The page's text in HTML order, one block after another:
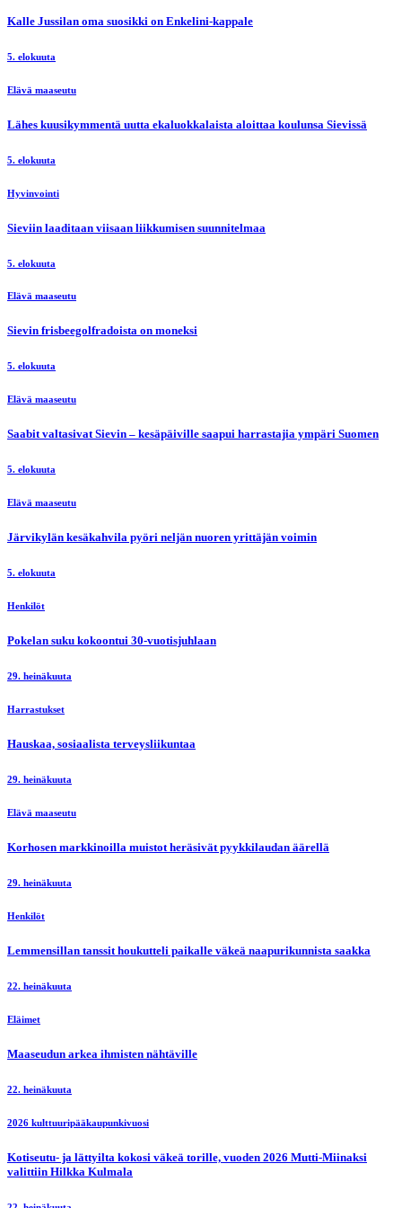
Kalle Jussilan oma suosikki on Enkelini-kappale
5. elokuuta
Elävä maaseutu
Lähes kuusikymmentä uutta ekaluokkalaista aloittaa koulunsa Sievissä
5. elokuuta
Hyvinvointi
Sieviin laaditaan viisaan liikkumisen suunnitelmaa
5. elokuuta
Elävä maaseutu
Sievin frisbeegolfradoista on moneksi
5. elokuuta
Elävä maaseutu
Saabit valtasivat Sievin – kesäpäiville saapui harrastajia ympäri Suomen
5. elokuuta
Elävä maaseutu
Järvikylän kesäkahvila pyöri neljän nuoren yrittäjän voimin
5. elokuuta
Henkilöt
Pokelan suku kokoontui 30-vuotisjuhlaan
29. heinäkuuta
Harrastukset
Hauskaa, sosiaalista terveysliikuntaa
29. heinäkuuta
Elävä maaseutu
Korhosen markkinoilla muistot heräsivät pyykkilaudan äärellä
29. heinäkuuta
Henkilöt
Lemmensillan tanssit houkutteli paikalle väkeä naapurikunnista saakka
22. heinäkuuta
Eläimet
Maaseudun arkea ihmisten nähtäville
22. heinäkuuta
2026 kulttuuripääkaupunkivuosi
Kotiseutu- ja lättyilta kokosi väkeä torille, vuoden 2026 Mutti-Miinaksi
valittiin Hilkka Kulmala